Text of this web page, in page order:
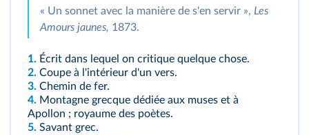
« Un sonnet avec la manière de s'en servir », Les
Amours jaunes, 1873.
1. Écrit dans lequel on critique quelque chose.
2. Coupe à l'intérieur d'un vers.
3. Chemin de fer.
4. Montagne grecque dédiée aux muses et à
Apollon ; royaume des poètes.
5. Savant grec.